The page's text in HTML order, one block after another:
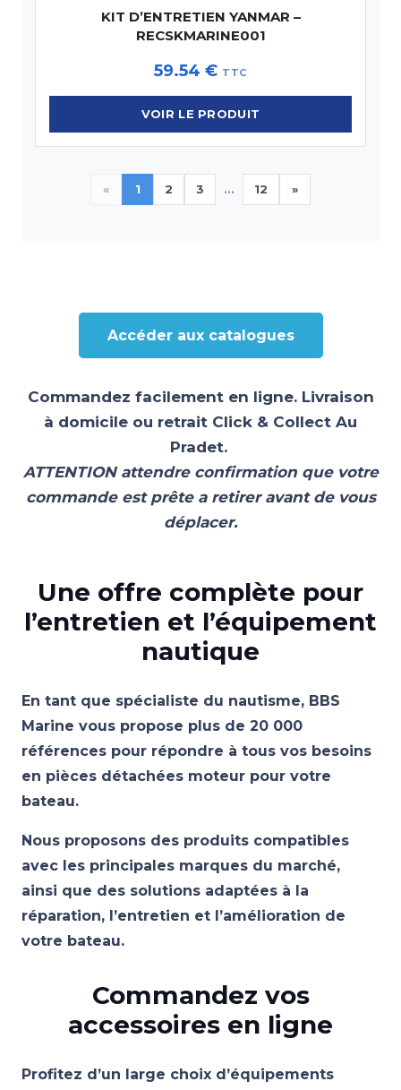
KIT D’ENTRETIEN YANMAR –
RECSKMARINE001
59.54€ TTC
VOIR LE PRODUIT
« 1 2 3 ... 12 »
Accéder aux catalogues
Commandez facilement en ligne. Livraison
à domicile ou retrait Click & Collect Au
Pradet.
ATTENTION attendre confirmation que votre
commande est prête a retirer avant de vous
déplacer.
Une offre complète pour
l’entretien et l’équipement
nautique
En tant que spécialiste du nautisme, BBS
Marine vous propose plus de 20 000
références pour répondre à tous vos besoins
en pièces détachées moteur pour votre
bateau.
Nous proposons des produits compatibles
avec les principales marques du marché,
ainsi que des solutions adaptées à la
réparation, l’entretien et l’amélioration de
votre bateau.
Commandez vos
accessoires en ligne
Profitez d’un large choix d’équipements